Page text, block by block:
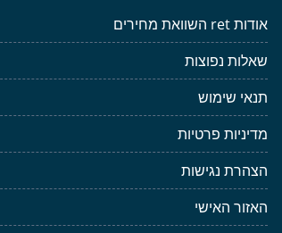
אודות ret השוואת מחירים
שאלות נפוצות
תנאי שימוש
מדיניות פרטיות
הצהרת נגישות
האזור האישי